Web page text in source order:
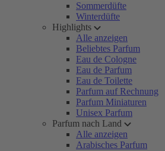
Sommerdüfte
Winterdüfte
Highlights
Alle anzeigen
Beliebtes Parfum
Eau de Cologne
Eau de Parfum
Eau de Toilette
Parfum auf Rechnung
Parfum Miniaturen
Unisex Parfum
Parfum nach Land
Alle anzeigen
Arabisches Parfum